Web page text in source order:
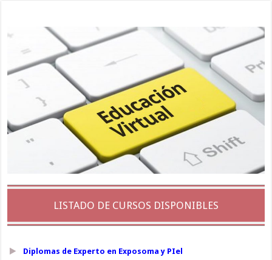
LISTADO DE CURSOS DISPONIBLES
Diplomas de Experto en Exposoma y PIel